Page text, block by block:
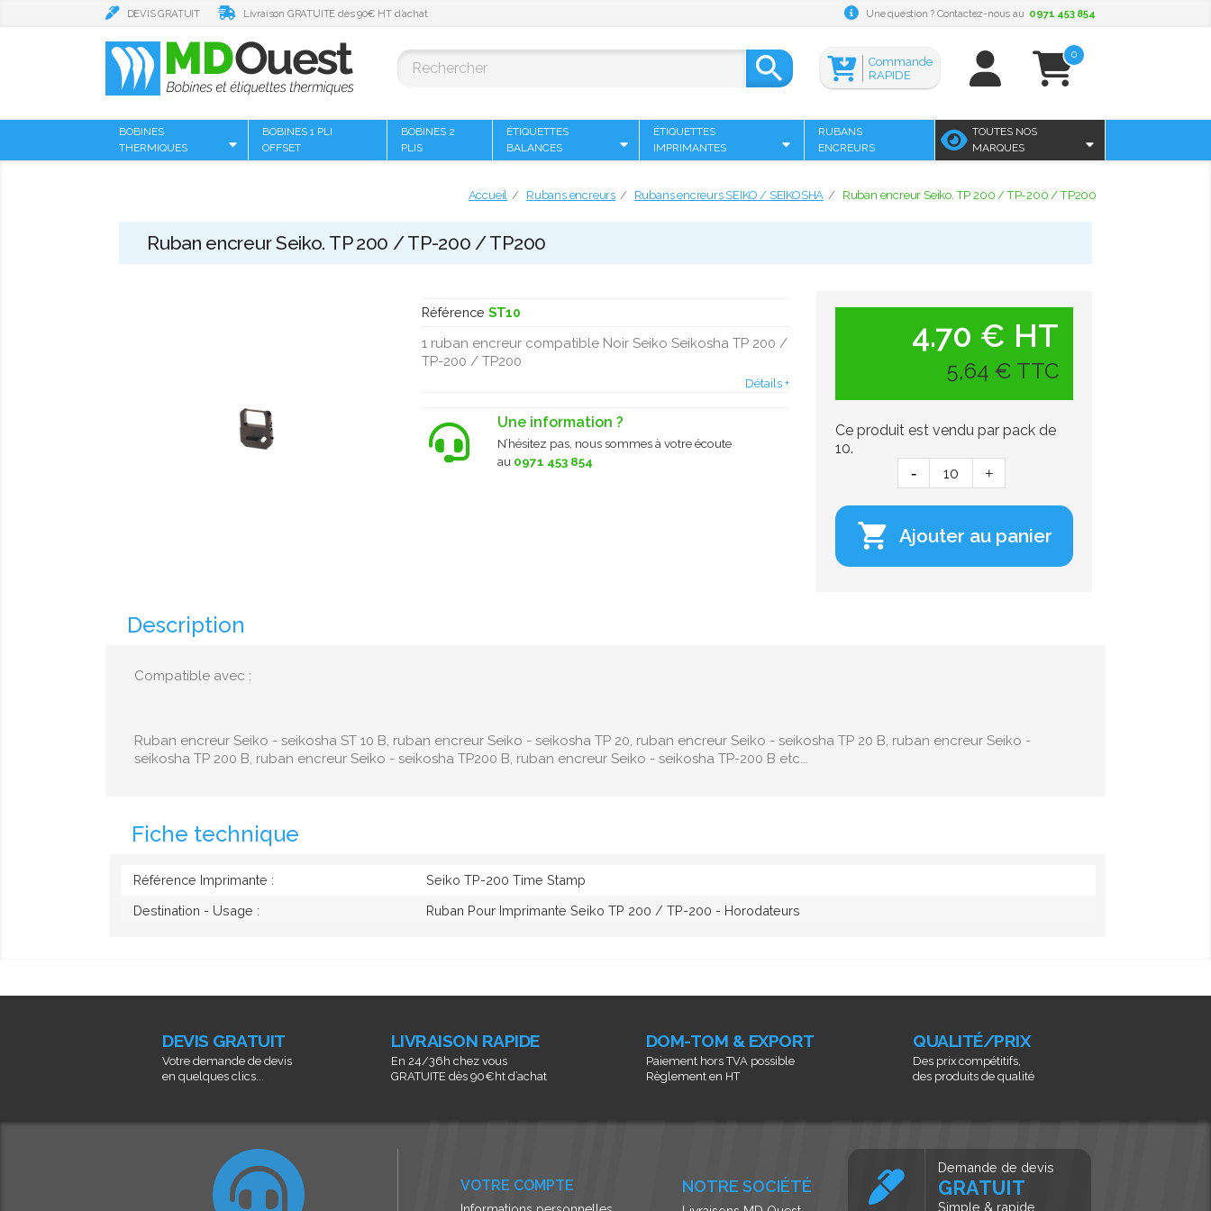
DEVIS GRATUIT Livraison GRATUITE dès 90€ HT d’achat Une question ? Contactez-nous au 0971 453 854
 0
Commande
RAPIDE
BOBINES
THERMIQUES
BOBINES 1 PLI
OFFSET
BOBINES 2
PLIS
ÉTIQUETTES
BALANCES
ÉTIQUETTES
IMPRIMANTES
RUBANS
ENCREURS
TOUTES NOS
MARQUES
Accueil Rubans encreurs Rubans encreurs SEIKO / SEIKOSHA Ruban encreur Seiko. TP 200 / TP-200 / TP200
Ruban encreur Seiko. TP 200 / TP-200 / TP200
Référence ST10
1 ruban encreur compatible Noir Seiko Seikosha TP 200 /
TP-200 / TP200
Détails +
Une information ?
N’hésitez pas, nous sommes à votre écoute
au 0971 453 854
4.70 € HT
5,64 € TTC
Ce produit est vendu par pack de
10.
 Ajouter au panier
Description
Compatible avec :
Ruban encreur Seiko - seikosha ST 10 B, ruban encreur Seiko - seikosha TP 20, ruban encreur Seiko - seikosha TP 20 B, ruban encreur Seiko -
seikosha TP 200 B, ruban encreur Seiko - seikosha TP200 B, ruban encreur Seiko - seikosha TP-200 B etc...
Fiche technique
Référence Imprimante : Seiko TP-200 Time Stamp
Destination - Usage : Ruban Pour Imprimante Seiko TP 200 / TP-200 - Horodateurs
DEVIS GRATUIT
Votre demande de devis
en quelques clics...
LIVRAISON RAPIDE
En 24/36h chez vous
GRATUITE dès 90€ht d’achat
DOM-TOM & EXPORT
Paiement hors TVA possible
Règlement en HT
QUALITÉ/PRIX
Des prix compétitifs,
des produits de qualité
NOTRE SOCIÉTÉ
VOTRE COMPTE
Demande de devis
GRATUIT
Simple & rapide